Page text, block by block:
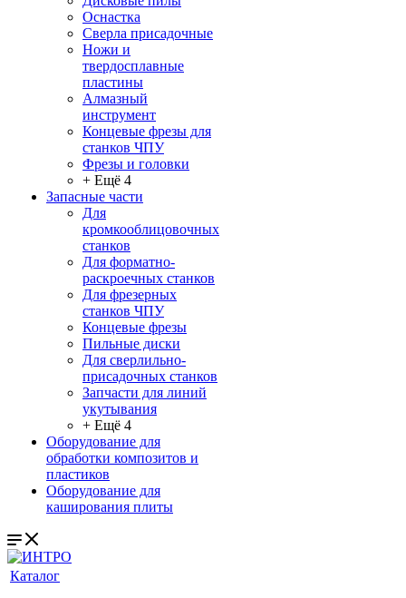
Оснастка
Сверла присадочные
Ножи и
твердосплавные
пластины
Алмазный
инструмент
Концевые фрезы для
станков ЧПУ
Фрезы и головки
+ Ещё 4
Запасные части
Для
кромкооблицовочных
станков
Для форматно-
раскроечных станков
Для фрезерных
станков ЧПУ
Концевые фрезы
Пильные диски
Для сверлильно-
присадочных станков
Запчасти для линий
укутывания
+ Ещё 4
Оборудование для
обработки композитов и
пластиков
Оборудование для
каширования плиты
Каталог